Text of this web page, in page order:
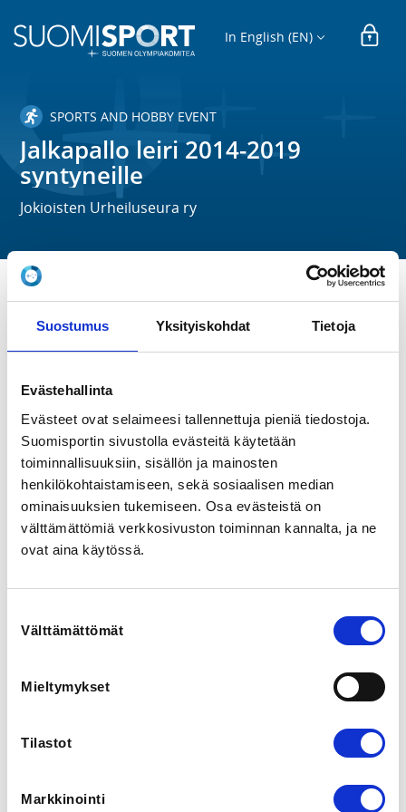
Suostumus Yksityiskohdat Tietoja
Evästehallinta
Evästeet ovat selaimeesi tallennettuja pieniä tiedostoja.
Suomisportin sivustolla evästeitä käytetään
toiminnallisuuksiin, sisällön ja mainosten
henkilökohtaistamiseen, sekä sosiaalisen median
ominaisuuksien tukemiseen. Osa evästeistä on
välttämättömiä verkkosivuston toiminnan kannalta, ja ne
ovat aina käytössä.
valinta
Välttämättömät
Mieltymykset
Tilastot
Markkinointi
In English (EN)
SPORTS AND HOBBY EVENT
Jalkapallo leiri 2014-2019
syntyneille
Jokioisten Urheiluseura ry
Mo 1.6.2026 -Sa 6.6.2026
Jokioisten urheilukenttä
31600 Jokioinen, Suomi
View map
LOCALITY
Jokioinen
REGISTRATION PERIOD
Ilmoittautuminen ei vaadi seuran jäsenyyttä
ADDITIONAL INFORMATION